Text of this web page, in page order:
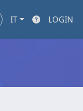
IT LOGIN